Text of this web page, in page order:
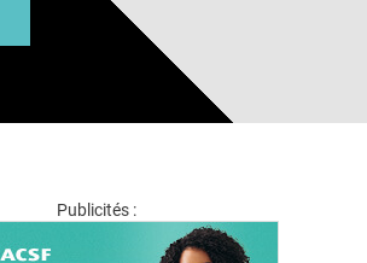
Publicités :